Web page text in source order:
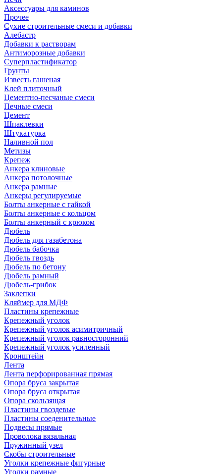
Аксессуары для каминов
Прочее
Сухие строительные смеси и добавки
Алебастр
Добавки к растворам
Антиморозные добавки
Суперпластификатор
Грунты
Известь гашеная
Клей плиточный
Цементно-песчаные смеси
Печные смеси
Цемент
Шпаклевки
Штукатурка
Наливной пол
Метизы
Крепеж
Анкера клиновые
Анкера потолочные
Анкера рамные
Анкеры регулируемые
Болты анкерные с гайкой
Болты анкерные с кольцом
Болты анкерный с крюком
Дюбель
Дюбель для газабетона
Дюбель бабочка
Дюбель гвоздь
Дюбель по бетону
Дюбель рамный
Дюбель-грибок
Заклепки
Кляймер для МДФ
Пластины крепежные
Крепежный уголок
Крепежный уголок асимитричный
Крепежный уголок равносторонний
Крепежный уголок усиленный
Кронштейн
Лента
Лента перфорированная прямая
Опора бруса закрытая
Опора бруса открытая
Опора скользящая
Пластины гвоздевые
Пластины соеденительные
Подвесы прямые
Проволока вязальная
Пружинный узел
Скобы строительные
Уголки крепежные фигурные
Уголки рамные